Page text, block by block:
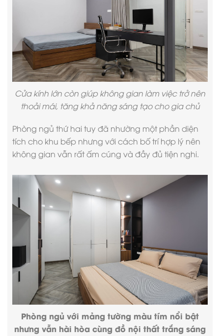
Cửa kính lớn còn giúp không gian làm việc trở nên
thoải mái, tăng khả năng sáng tạo cho gia chủ
Phòng ngủ thứ hai tuy đã nhường một phần diện
tích cho khu bếp nhưng với cách bố trí hợp lý nên
không gian vẫn rất ấm cúng và đầy đủ tiện nghi.
Phòng ngủ với mảng tường màu tím nổi bật
nhưng vẫn hài hòa cùng đồ nội thất trắng sáng